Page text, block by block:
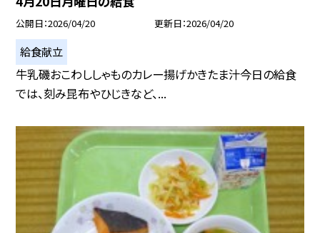
公開日 2026/04/20 更新日 2026/04/20
給食献立
牛乳磯おこわししゃものカレー揚げかきたま汁今日の給食
では、刻み昆布やひじきなど、...